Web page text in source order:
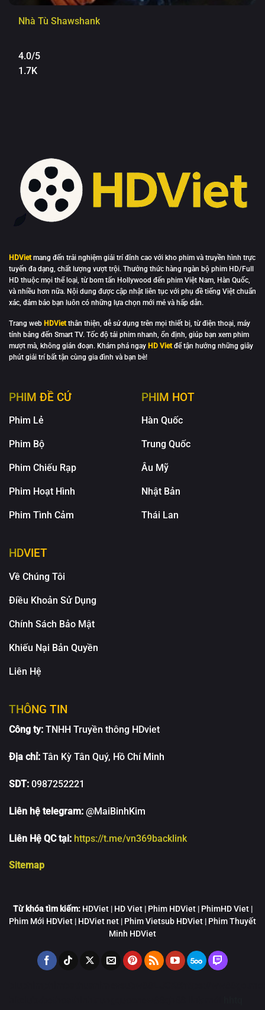
Nhà Tù Shawshank
4.0/5
1.7K
HDVietmang đến trải nghiệm giải trí đỉnh cao với kho phim và truyền hình trực
tuyến đa dạng, chất lượng vượt trội. Thưởng thức hàng ngàn bộ phim HD/Full
HD thuộc mọi thể loại, từ bom tấn Hollywood đến phim Việt Nam, Hàn Quốc,
và nhiều hơn nữa. Nội dung được cập nhật liên tục với phụ đề tiếng Việt chuẩn
xác, đảm bảo bạn luôn có những lựa chọn mới mẻ và hấp dẫn.
Trang web HDVietthân thiện, dễ sử dụng trên mọi thiết bị, từ điện thoại, máy
tính bảng đến Smart TV. Tốc độ tải phim nhanh, ổn định, giúp bạn xem phim
mượt mà, không gián đoạn. Khám phá ngay HD Vietđể tận hưởng những giây
phút giải trí bất tận cùng gia đình và bạn bè!
PHIM ĐỀ CỬ
Phim Lẻ
Phim Bộ
Phim Chiếu Rạp
Phim Hoạt Hình
Phim Tình Cảm
PHIM HOT
Hàn Quốc
Trung Quốc
Âu Mỹ
Nhật Bản
Thái Lan
HDVIET
Về Chúng Tôi
Điều Khoản Sử Dụng
Chính Sách Bảo Mật
Khiếu Nại Bản Quyền
Liên Hệ
THÔNG TIN
Công ty: TNHH Truyền thông HDviet
Địa chỉ: Tân Kỳ Tân Quý, Hồ Chí Minh
SDT: 0987252221
Liên hệ telegram: @MaiBinhKim
Liên Hệ QC tại: https://t.me/vn369backlink
Sitemap
Từ khóa tìm kiếm:HDViet | HD Viet | Phim HDViet | PhimHD Viet |
Phim Mới HDViet | HDViet net | Phim Vietsub HDViet | Phim Thuyết
Minh HDViet